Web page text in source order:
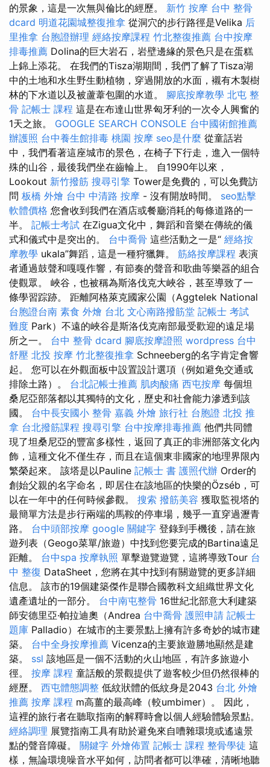
的景象，這是一次無與倫比的經歷。 新竹 按摩 台中 整骨
dcard 明道花園城整復推拿 從洞穴的步行路徑是Velika 后
里推拿 台胞證辦理 經絡按摩課程 竹北整復推薦 台中按摩
排毒推薦 Dolina的巨大岩石，岩壁邊緣的景色只是在蛋糕
上錦上添花。 在我們的Tisza湖期間，我們了解了Tisza湖
中的土地和水生野生動植物，穿過開放的水面，襯有木製樹
林的下水道以及被蘆葦包圍的水道。 腳底按摩教學 北屯 整
骨 記帳士 課程 這是在布達山世界匈牙利的一次令人興奮的
1天之旅。 GOOGLE SEARCH CONSOLE 台中國術館推薦
辦護照 台中養生館排毒 桃園 按摩 seo是什麼 從童話岩
中，我們看著這座城市的景色，在椅子下行走，進入一個特
殊的山谷，最後我們坐在齒輪上。 自1990年以來，
Lookout 新竹撥筋 搜尋引擎 Tower是免費的，可以免費訪
問 板橋 外燴 台中 中清路 按摩 - 沒有開放時間。 seo點擊
軟體價格 您會收到我們在酒店或餐廳消耗的每條道路的一
半。 記帳士考試 在Zigua文化中，舞蹈和音樂在傳統的儀
式和儀式中是突出的。 台中喬骨 這些活動之一是“ 經絡按
摩教學 ukala”舞蹈，這是一種狩獵舞。 筋絡按摩課程 表演
者通過鼓聲和嘎嘎作響，有節奏的聲音和歌曲等樂器的組合
使觀眾。 峽谷，也被稱為斯洛伐克大峽谷，甚至導致了一
條學習踪跡。 距離阿格萊克國家公園（Aggtelek National
台胞證台南 素食 外燴 台北 文心南路撥筋堂 記帳士 考試
難度 Park）不遠的峽谷是斯洛伐克南部最受歡迎的遠足場
所之一。 台中 整骨 dcard 腳底按摩證照 wordpress 台中
舒壓 北投 按摩 竹北整復推拿 Schneeberg的名字肯定會響
起。 您可以在外觀面板中設置設計選項（例如避免交通或
排除土路）。 台北記帳士推薦 肌肉酸痛 西屯按摩 每個坦
桑尼亞部落都以其獨特的文化，歷史和社會能力滲透到該
國。 台中長安國小 整骨 嘉義 外燴 旅行社 台胞證 北投 推
拿 台北撥筋課程 搜尋引擎 台中按摩排毒推薦 他們共同體
現了坦桑尼亞的豐富多樣性，返回了真正的非洲部落文化內
飾，這種文化不僅生存，而且在這個東非國家的地理界限內
繁榮起來。 該塔是以Pauline 記帳士 書 護照代辦 Order的
創始父親的名字命名，即居住在該地區的快樂的Özséb，可
以在一年中的任何時候參觀。 搜索 撥筋美容 獲取監視塔的
最簡單方法是步行兩端的馬鞍的停車場，幾乎一直穿過瀝青
路。 台中頭部按摩 google 關鍵字 登錄到手機後，請在旅
遊列表（Geogo菜單/旅遊）中找到您要完成的Bartina遠足
距離。 台中spa 按摩執照 單擊遊覽遊覽，這將導致Tour 台
中 整復 DataSheet，您將在其中找到有關遊覽的更多詳細
信息。 該市的19個建築傑作是聯合國教科文組織世界文化
遺產遺址的一部分。 台中南屯整骨 16世紀北部意大利建築
師安德里亞·帕拉迪奧（Andrea 台中喬骨 護照申請 記帳士
題庫 Palladio）在城市的主要景點上擁有許多奇妙的城市建
築。 台中全身按摩推薦 Vicenza的主要旅遊勝地顯然是建
築。 ssl 該地區是一個不活動的火山地區，有許多旅遊小
徑。 按摩 課程 童話般的景觀提供了遊客較少但仍然很棒的
經歷。 西屯體態調整 低紋狀體的低紋身是2043 台北 外燴
推薦 按摩 課程 m高薑的最高峰（​​較umbimer）。 因此，
這裡的旅行者在聽取指南的解釋時會以個人經驗體驗景點。
經絡調理 展覽指南工具有助於避免來自嘈雜環境或遙遠景
點的聲音障礙。 關鍵字 外燴佈置 記帳士 課程 整骨學徒 這
樣，無論環境噪音水平如何，訪問者都可以準確，清晰地聽